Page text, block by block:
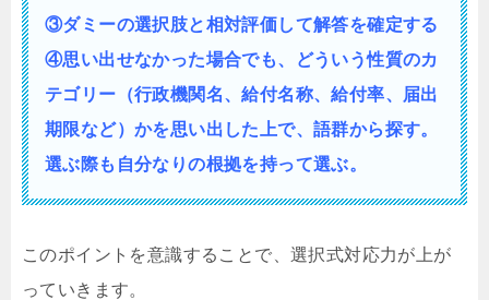
③ダミーの選択肢と相対評価して解答を確定する
④思い出せなかった場合でも、どういう性質のカ
テゴリー（行政機関名、給付名称、給付率、届出
期限など）かを思い出した上で、語群から探す。
選ぶ際も自分なりの根拠を持って選ぶ。
このポイントを意識することで、選択式対応力が上が
っていきます。